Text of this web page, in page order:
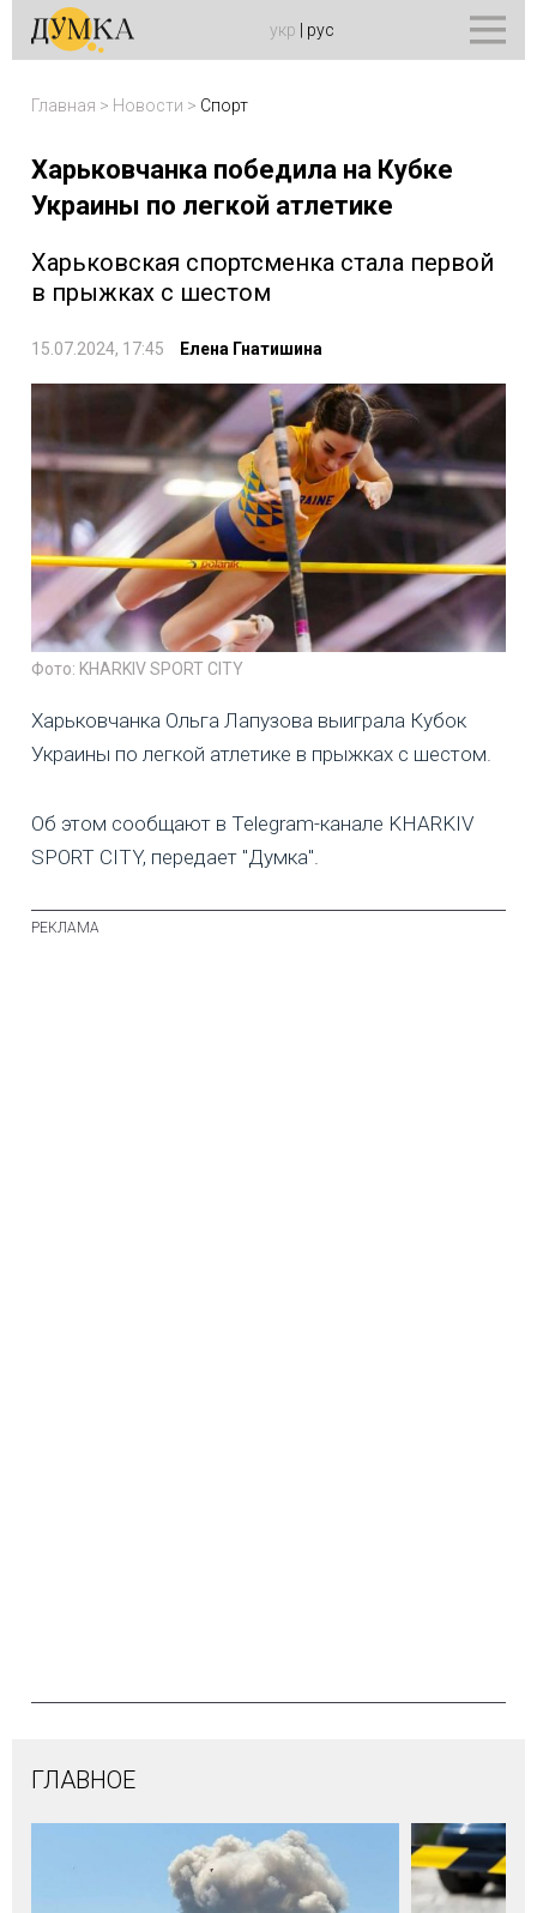
укр рус
Главная > Новости > Спорт
Харьковчанка победила на Кубке
Украины по легкой атлетике
Харьковская спортсменка стала первой
в прыжках с шестом
15.07.2024, 17:45 Елена Гнатишина
Фото: KHARKIV SPORT CITY
Харьковчанка Ольга Лапузова выиграла Кубок
Украины по легкой атлетике в прыжках с шестом.
Об этом сообщают в Telegram-канале KHARKIV
SPORT CITY, передает "Думка".
ГЛАВНОЕ